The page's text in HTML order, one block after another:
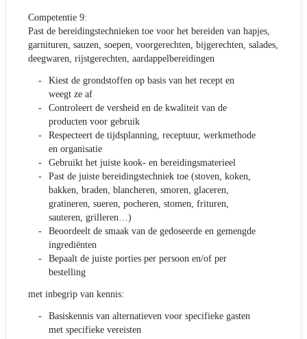
Competentie 9:
Past de bereidingstechnieken toe voor het bereiden van hapjes,
garnituren, sauzen, soepen, voorgerechten, bijgerechten, salades,
deegwaren, rijstgerechten, aardappelbereidingen
Kiest de grondstoffen op basis van het recept en
weegt ze af
Controleert de versheid en de kwaliteit van de
producten voor gebruik
Respecteert de tijdsplanning, receptuur, werkmethode
en organisatie
Gebruikt het juiste kook- en bereidingsmaterieel
Past de juiste bereidingstechniek toe (stoven, koken,
bakken, braden, blancheren, smoren, glaceren,
gratineren, sueren, pocheren, stomen, frituren,
sauteren, grilleren…)
Beoordeelt de smaak van de gedoseerde en gemengde
ingrediënten
Bepaalt de juiste porties per persoon en/of per
bestelling
met inbegrip van kennis:
Basiskennis van alternatieven voor specifieke gasten
met specifieke vereisten